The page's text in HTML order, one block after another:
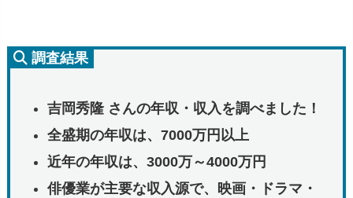
調査結果
吉岡秀隆 さんの年収・収入を調べました！
全盛期の年収は、7000万円以上
近年の年収は、3000万～4000万円
俳優業が主要な収入源で、映画・ドラマ・